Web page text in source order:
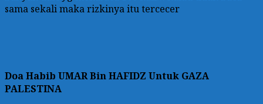
sama sekali maka rizkinya itu tercecer
DoaHabib UMAR Bin HAFIDZ Untuk GAZA
PALESTINA